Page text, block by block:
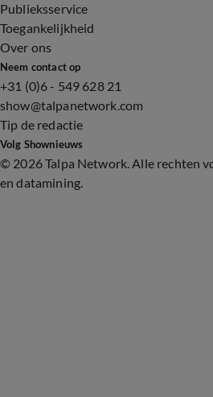
Publieksservice
Toegankelijkheid
Over ons
Neem contact op
+31 (0)6 - 549 628 21
show@talpanetwork.com
Tip de redactie
Volg Shownieuws
© 2026 Talpa Network. Alle rechten
en datamining.